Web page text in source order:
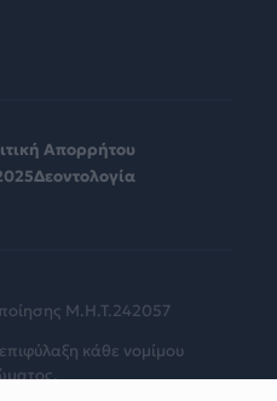
Απορρήτου
Δεοντολογία
Μ.Η.Τ.242057
κάθε νομίμου